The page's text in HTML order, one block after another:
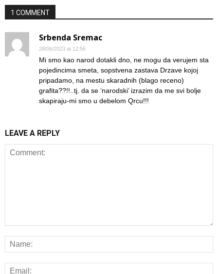
1 COMMENT
Srbenda Sremac
28/06/2023 at 12:56
Mi smo kao narod dotakli dno, ne mogu da verujem sta
pojedincima smeta, sopstvena zastava Drzave kojoj
pripadamo, na mestu skaradnih (blago receno)
grafita??!!..tj. da se ‘narodski’ izrazim da me svi bolje
skapiraju-mi smo u debelom Qrcu!!!
LEAVE A REPLY